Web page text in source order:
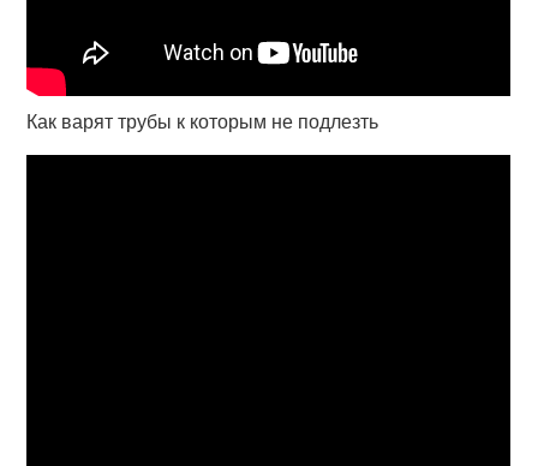
Как варят трубы к которым не подлезть